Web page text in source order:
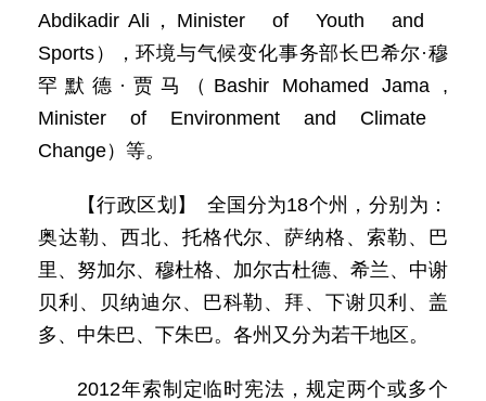
Abdikadir Ali，Minister of Youth and
Sports），环境与气候变化事务部长巴希尔·穆
罕默德·贾马（Bashir Mohamed Jama ,
Minister of Environment and Climate
Change）等。
【行政区划】 全国分为18个州，分别为：
奥达勒、西北、托格代尔、萨纳格、索勒、巴
里、努加尔、穆杜格、加尔古杜德、希兰、中谢
贝利、贝纳迪尔、巴科勒、拜、下谢贝利、盖
多、中朱巴、下朱巴。各州又分为若干地区。
2012年索制定临时宪法，规定两个或多个